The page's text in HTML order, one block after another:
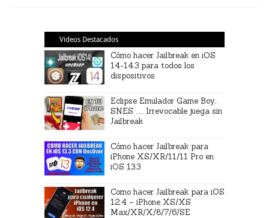
Videos Destacados
Cómo hacer Jailbreak en iOS
14-14.3 para todos los
dispositivos
Eclipse Emulador Game Boy,
SNES … Irrevocable juega sin
Jailbreak
Cómo hacer Jailbreak para
iPhone XS/XR/11/11 Pro en
iOS 13.3
Como hacer Jailbreak para iOS
12.4 – iPhone XS/XS
Max/XR/X/8/7/6/SE